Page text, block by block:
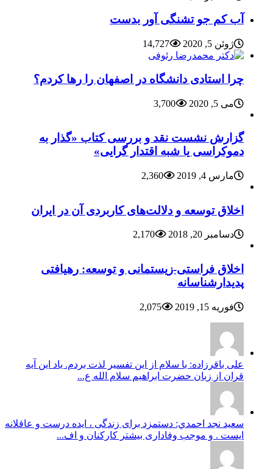
آب کم جو تشنگی آور بدست
ژوئن 5, 2020 14,727
چرا استادی دانشگاه در اصفهان را رها کردم؟
می 5, 2020 3,700
گزارش نشست نقد و بررسی کتاب «گذار به
دموکراسی یا شبه اقتدار گرایی»
مارس 4, 2019 2,360
اخلاق توسعه و دلالت‌های کاربردی آن در ایران
دسامبر 20, 2018 2,170
اخلاق فراستی-زیستمانی و توسعه: رهیافتی
پدیدارشناسانه
فوریه 15, 2019 2,075
علی باقرزاده: با سلام از این تفسیر لذت بردم. یاد این آیه
قران از زبان حضرت ابراهیم سلام الله ع...
سعيد نجد احمدي: دستمزد برای زندگی ، ایده درست و عاقلانه
ایست . و موجب وفاداری بیشتر کارکنان و اف...